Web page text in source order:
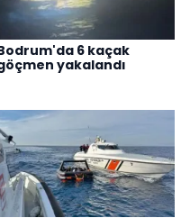
6 kaçak
yakalandı